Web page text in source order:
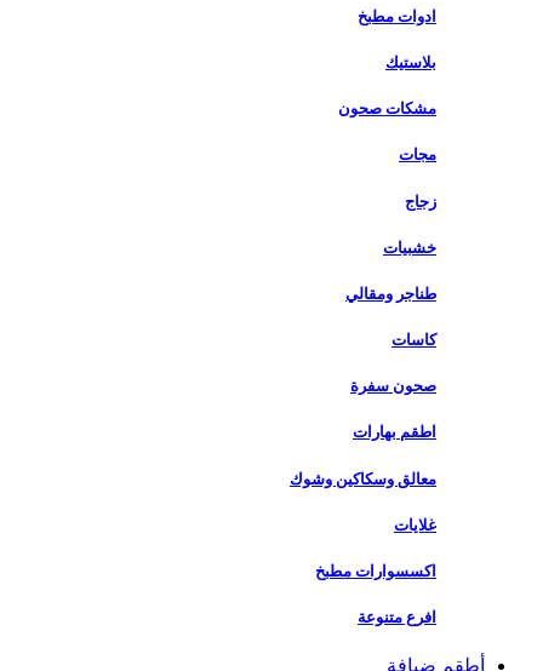
ادوات مطبخ
بلاستيك
مشكات صحون
مجات
زجاج
خشبيات
طناجر ومقالي
كاسات
صحون سفرة
اطقم بهارات
معالق وسكاكين وشوك
غلايات
اكسسوارات مطبخ
افرع متنوعة
أطقم ضيافة